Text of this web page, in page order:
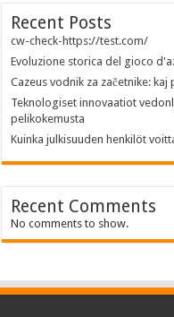
Recent Posts
cw-check-https://test.com/
Evoluzione storica del gioco
Cazeus vodnik za začetnike:
Teknologiset innovaatiot
pelikokemusta
Kuinka julkisuuden henkilöt
Recent Comments
No comments to show.